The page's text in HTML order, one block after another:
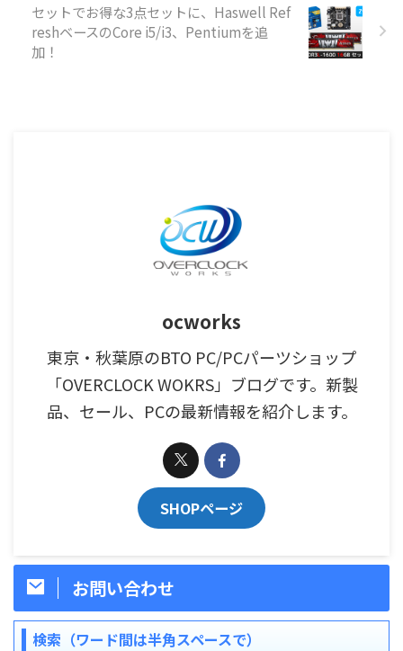
セットでお得な3点セットに、Haswell Ref
reshベースのCore i5/i3、Pentiumを追
加！
ocworks
東京・秋葉原のBTO PC/PCパーツショップ
「OVERCLOCK WOKRS」ブログです。新製
品、セール、PCの最新情報を紹介します。
SHOPページ
お問い合わせ
検索（ワード間は半角スペースで）